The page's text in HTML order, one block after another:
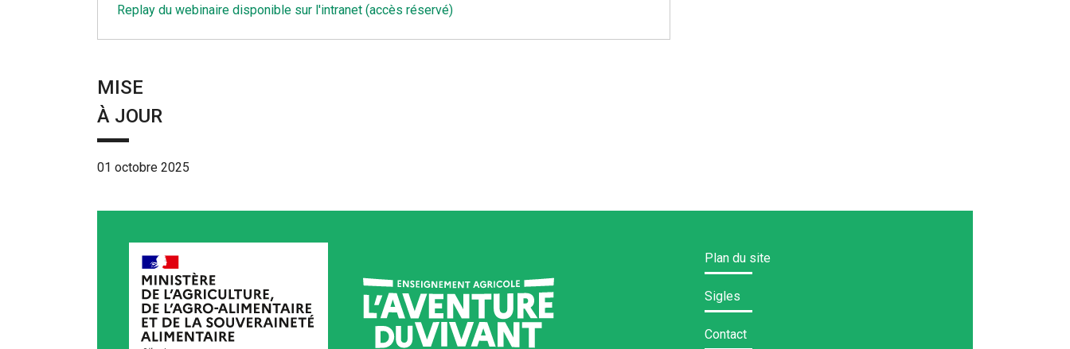
Replay du webinaire disponible sur l'intranet (accès réservé)
MISE
À JOUR
01 octobre 2025
Plan du site
Sigles
Contact